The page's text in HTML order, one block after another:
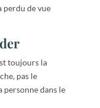
perdu de vue
toujours la
pas le
personne dans le